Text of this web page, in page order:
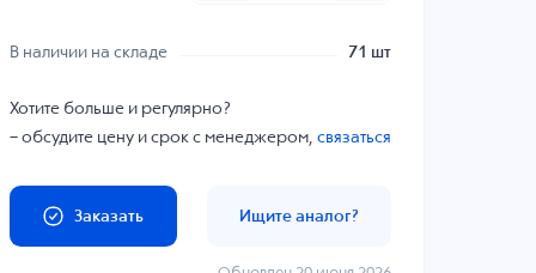
В наличии на складе 71 шт
Хотите больше и регулярно?
– обсудите цену и срок с менеджером,связаться
Заказать Ищите аналог?